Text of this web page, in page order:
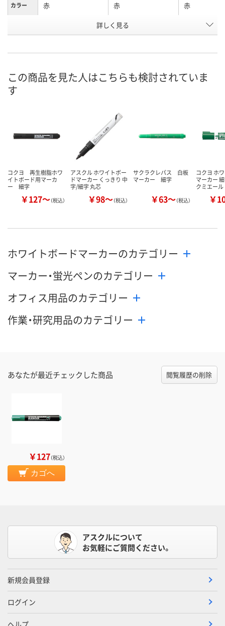
カラー 赤 赤 赤
U867074 A528880
お届け日
ついてご連絡いたし
8月9日（日）
ついてご連絡
数量
カゴへ カ
詳しく見る
この商品を見た人はこちらも検討されていま
す
コクヨ 再生樹脂ホワ
イトボード用マーカ
ー 細字
￥127～（税込）
アスクル ホワイトボー
ドマーカー くっきり 中
字/細字 丸芯
￥98～（税込）
サクラクレパス 白板
マーカー 細字
￥63～（税込）
コクヨ ホ
マーカー
クミエール
￥
ホワイトボードマーカーのカテゴリー
マーカー・蛍光ペンのカテゴリー
オフィス用品のカテゴリー
作業・研究用品のカテゴリー
あなたが最近チェックした商品 閲覧履歴の削除
￥127（税込）
カゴへ
アスクルについて
お気軽にご質問ください。
新規会員登録
ログイン
ヘルプ